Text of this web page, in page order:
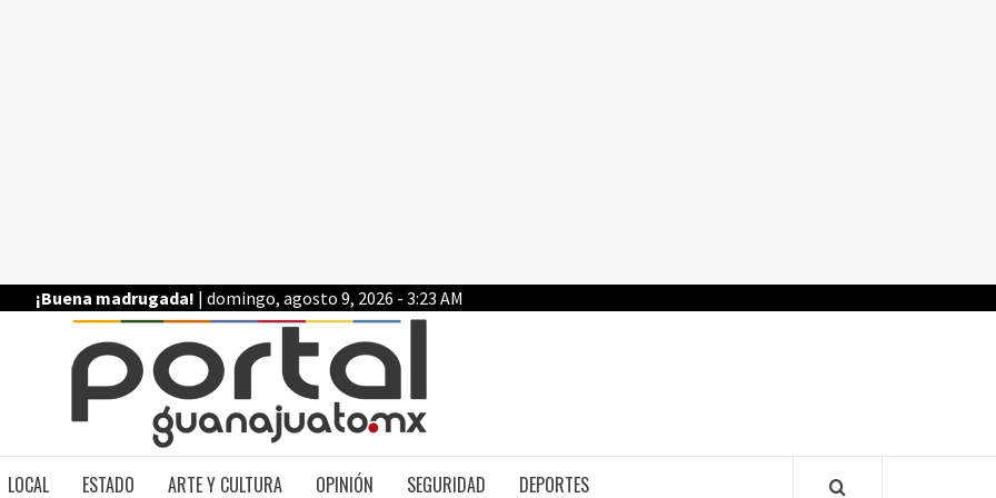
¡Buena madrugada! | domingo, agosto 9, 2026 - 3:23 AM
LOCAL ESTADO ARTE Y CULTURA OPINIÓN SEGURIDAD DEPORTES